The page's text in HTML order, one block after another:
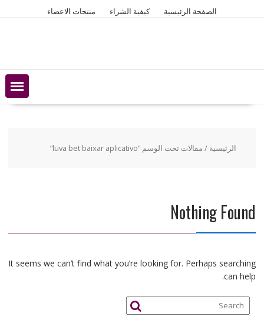
الصفحة الرئيسية كيفية الشراء منتجات الاعضاء
الرئيسية / مقالات تحت الوسم “luva bet baixar aplicativo”
Nothing Found
It seems we can’t find what you’re looking for. Perhaps searching
can help.